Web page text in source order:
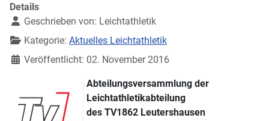
Details
Geschrieben von: Leichtathletik
Kategorie: Aktuelles Leichtathletik
Veröffentlicht: 02. November 2016
Abteilungsversammlung der
Leichtathletikabteilung
des TV1862 Leutershausen